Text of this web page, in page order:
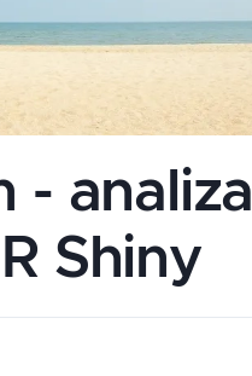
- analiza
Shiny